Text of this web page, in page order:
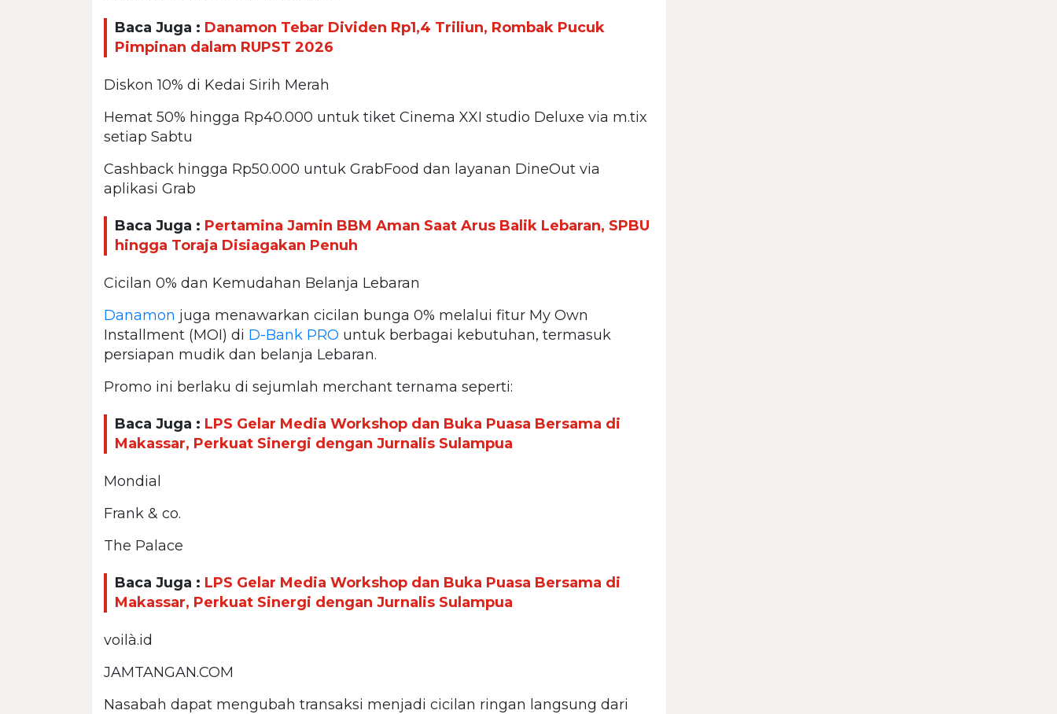
Baca Juga : Danamon Tebar Dividen Rp1,4 Triliun, Rombak Pucuk
Pimpinan dalam RUPST 2026
Diskon 10% di Kedai Sirih Merah
Hemat 50% hingga Rp40.000 untuk tiket Cinema XXI studio Deluxe via m.tix
setiap Sabtu
Cashback hingga Rp50.000 untuk GrabFood dan layanan DineOut via
aplikasi Grab
Baca Juga : Pertamina Jamin BBM Aman Saat Arus Balik Lebaran, SPBU
hingga Toraja Disiagakan Penuh
Cicilan 0% dan Kemudahan Belanja Lebaran
Danamon juga menawarkan cicilan bunga 0% melalui fitur My Own
Installment (MOI) di D-Bank PRO untuk berbagai kebutuhan, termasuk
persiapan mudik dan belanja Lebaran.
Promo ini berlaku di sejumlah merchant ternama seperti:
Baca Juga : LPS Gelar Media Workshop dan Buka Puasa Bersama di
Makassar, Perkuat Sinergi dengan Jurnalis Sulampua
Mondial
Frank & co.
The Palace
Baca Juga : LPS Gelar Media Workshop dan Buka Puasa Bersama di
Makassar, Perkuat Sinergi dengan Jurnalis Sulampua
voilà.id
JAMTANGAN.COM
Nasabah dapat mengubah transaksi menjadi cicilan ringan langsung dari